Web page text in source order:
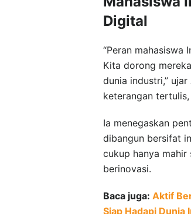
Digital
“Peran
Kita dorong
dunia industri,”
keterangan
Ia menegaskan
dibangun bersifat
cukup hanya mahir
berinovasi.
Baca juga: Aktif
Siap Hadapi Dunia